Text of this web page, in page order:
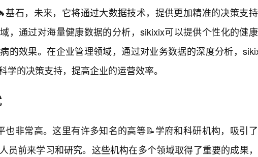
基石，未来，它将通过大数据技术，提供更加精准的决策支持
，通过对海量健康数据的分析，sikixix可以提供个性化的健
的效果。在企业管理领域，通过对业务数据的深度分析，
学的决策支持，提高企业的运营效率。
也非常高。这里有许多知名的高等📝学府和科研机构，吸引
员前来学习和研究。这些机构在多个领域取得了重要的成果